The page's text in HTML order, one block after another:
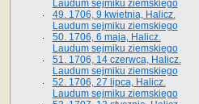
Laudum sejmiku ziemskiego
49. 1706, 9 kwietnia, Halicz.
Laudum sejmiku ziemskiego
50. 1706, 6 maja, Halicz.
Laudum sejmiku ziemskiego
51. 1706, 14 czerwca, Halicz.
Laudum sejmiku ziemskiego
52. 1706, 27 lipca, Halicz.
Laudum sejmiku ziemskiego